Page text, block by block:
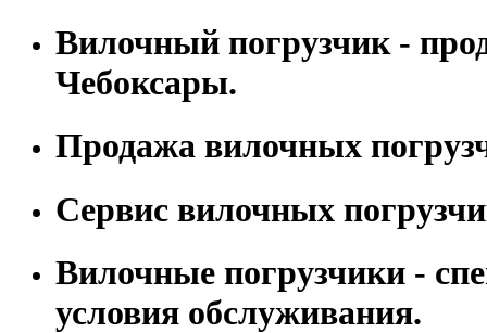
Вилочный погрузчик -
Чебоксары.
Продажа вилочных
Сервис вилочных
Вилочные погрузчики -
условия обслуживания.